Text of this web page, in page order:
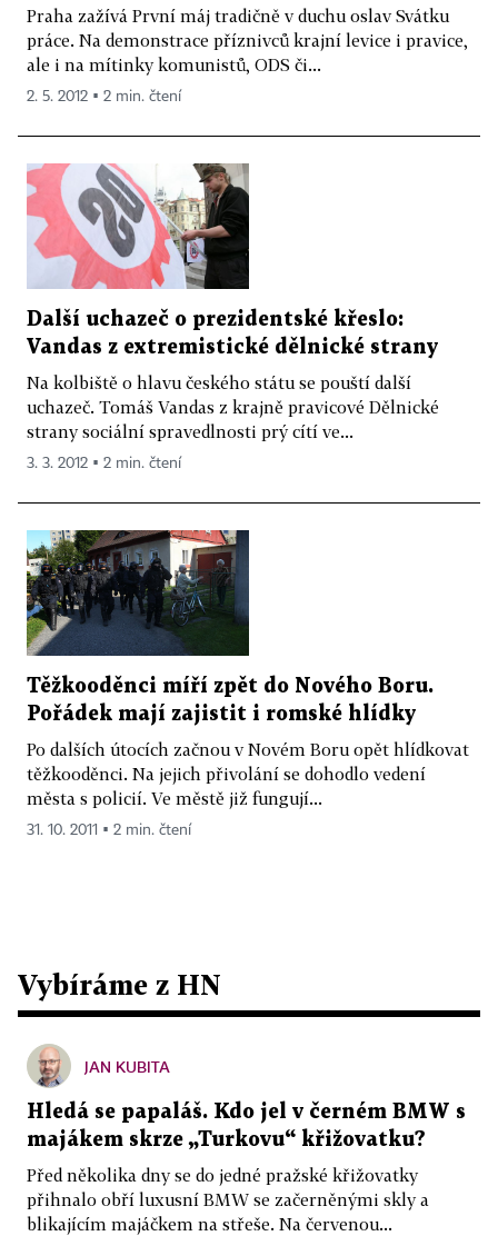
Praha zažívá První máj tradičně v duchu oslav Svátku
práce. Na demonstrace příznivců krajní levice i pravice,
ale i na mítinky komunistů, ODS či...
2. 5. 2012 ▪ 2 min. čtení
Další uchazeč o prezidentské křeslo:
Vandas z extremistické dělnické strany
Na kolbiště o hlavu českého státu se pouští další
uchazeč. Tomáš Vandas z krajně pravicové Dělnické
strany sociální spravedlnosti prý cítí ve...
3. 3. 2012 ▪ 2 min. čtení
Těžkooděnci míří zpět do Nového Boru.
Pořádek mají zajistit i romské hlídky
Po dalších útocích začnou v Novém Boru opět hlídkovat
těžkooděnci. Na jejich přivolání se dohodlo vedení
města s policií. Ve městě již fungují...
31. 10. 2011 ▪ 2 min. čtení
Vybíráme z HN
JAN KUBITA
Hledá se papaláš. Kdo jel v černém BMW s
majákem skrze „Turkovu“ křižovatku?
Před několika dny se do jedné pražské křižovatky
přihnalo obří luxusní BMW se začerněnými skly a
blikajícím majáčkem na střeše. Na červenou...